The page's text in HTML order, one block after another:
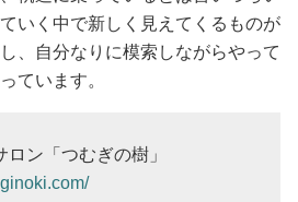
いく中で新しく見えてくるものが
、自分なりに模索しながらやって
ています。
ン「つむぎの樹」